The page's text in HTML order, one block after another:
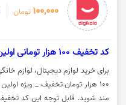
100,000 تومان
کد تخفیف 100 هزار تومانی اولین خرید دیجی کالا
برای خرید لوازم دیجیتال، لوازم
100 هزار تومان تخفیف _ ویژه